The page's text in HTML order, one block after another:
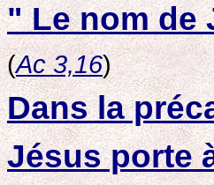
" Le nom de
(Ac 3,16)
Dans la
Jésus porte